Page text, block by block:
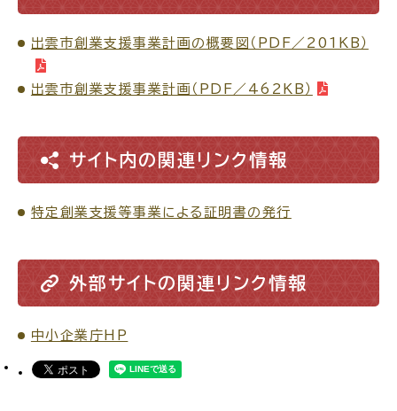
引っ越し 就職・転職・退職
高齢者・介護 病気・ケガ
出雲市創業支援事業計画の概要図（PDF／201KB）
出雲市創業支援事業計画（PDF／462KB）
サイト内の関連リンク情報
特定創業支援等事業による証明書の発行
外部サイトの関連リンク情報
中小企業庁HP